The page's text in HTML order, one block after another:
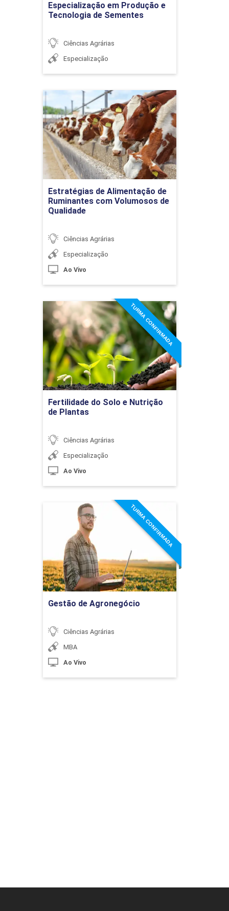
consumo
PAC - PROGRAMAS DE
Boas práticas de
manipulação e fabricação
de alimentos
na produção e
industrialização de
alimentos
Sistemas de
Rastreabilidade
Especialização em Produção e
Tecnologia de Sementes
Ciências Agrárias
Especialização
Estratégias de Alimentação de
Ruminantes com Volumosos de
Qualidade
Ciências Agrárias
Especialização
Ao Vivo
Estratégias de Alimentação
de Ruminantes com
Volumosos de Qualidade
Detalhes do curso
Fertilidade do Solo e Nutrição
de Plantas
TURMA CONFIRMADA
Ciências Agrárias
Especialização
Ao Vivo
Fertilidade do Solo e
Nutrição de Plantas
Detalhes do curso
Ir para Inscrição
Gestão de Agronegócio
TURMA CONFIRMADA
Ciências Agrárias
MBA
Ao Vivo
Gestão de Agronegócio
Detalhes do curso
Ir para Inscrição